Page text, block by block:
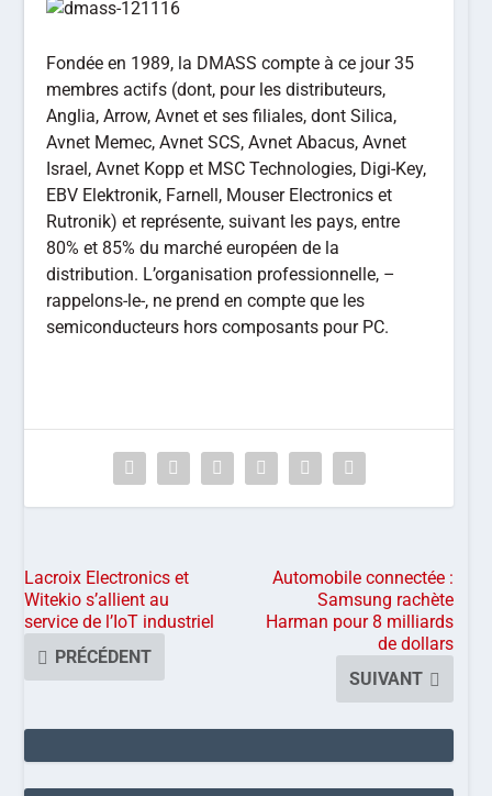
Fondée en 1989, la DMASS compte à ce jour 35
membres actifs (dont, pour les distributeurs,
Anglia, Arrow, Avnet et ses filiales, dont Silica,
Avnet Memec, Avnet SCS, Avnet Abacus, Avnet
Israel, Avnet Kopp et MSC Technologies, Digi-Key,
EBV Elektronik, Farnell, Mouser Electronics et
Rutronik) et représente, suivant les pays, entre
80% et 85% du marché européen de la
distribution. L’organisation professionnelle, –
rappelons-le-, ne prend en compte que les
semiconducteurs hors composants pour PC.
Lacroix Electronics et
Witekio s’allient au
service de l’IoT industriel
PRÉCÉDENT
Automobile connectée :
Samsung rachète
Harman pour 8 milliards
de dollars
SUIVANT